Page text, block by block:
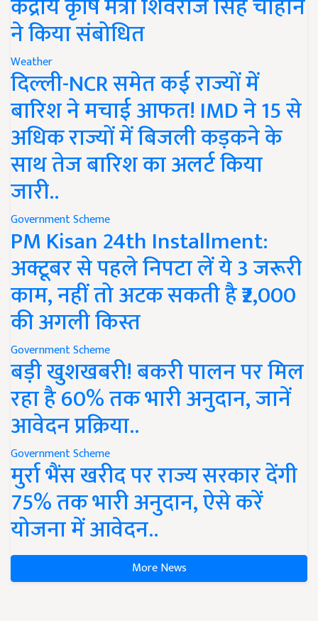
ने किया संबोधित
Weather
दिल्ली-NCR समेत कई राज्यों में
बारिश ने मचाई आफत! IMD ने 15 से
अधिक राज्यों में बिजली कड़कने के
साथ तेज बारिश का अलर्ट किया
जारी..
Government Scheme
PM Kisan 24th Installment:
अक्टूबर से पहले निपटा लें ये 3 जरूरी
काम, नहीं तो अटक सकती है ₹2,000
की अगली किस्त
Government Scheme
बड़ी खुशखबरी! बकरी पालन पर मिल
रहा है 60% तक भारी अनुदान, जानें
आवेदन प्रक्रिया..
Government Scheme
मुर्रा भैंस खरीद पर राज्य सरकार देंगी
75% तक भारी अनुदान, ऐसे करें
योजना में आवेदन..
More News